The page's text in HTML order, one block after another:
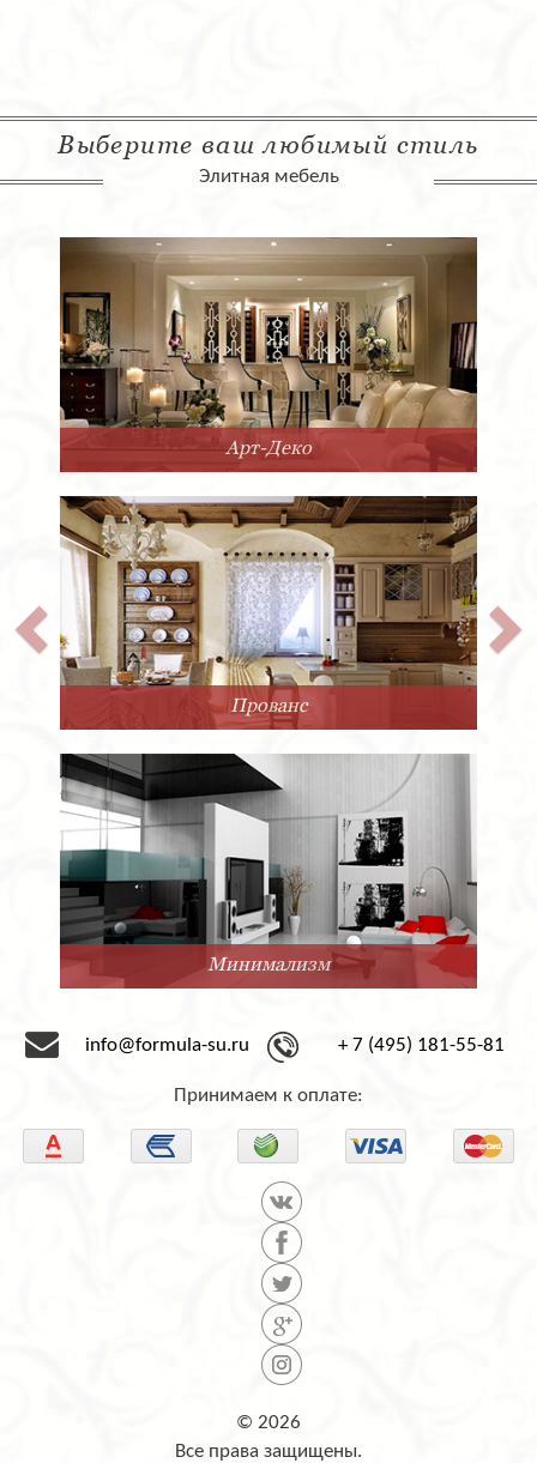
Выберите ваш любимый стиль
Элитная мебель
Арт-Деко
Прованс
Минимализм
info@formula-su.ru + 7 (495) 181-55-81
Принимаем к оплате:
© 2026
Все права защищены.